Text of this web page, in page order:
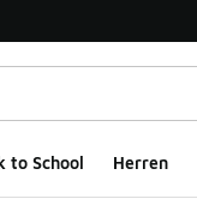
to School Herren